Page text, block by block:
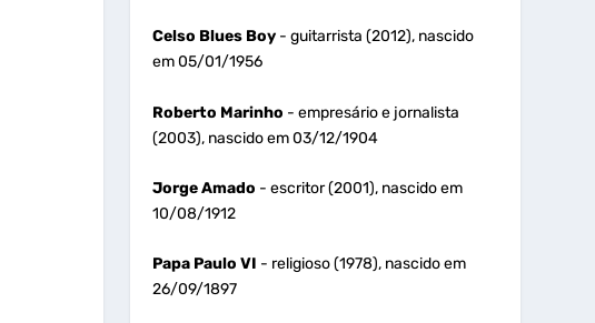
Celso Blues Boy- guitarrista (2012), nascido
em 05/01/1956
Roberto Marinho - empresário e jornalista
(2003), nascido em 03/12/1904
Jorge Amado - escritor (2001), nascido em
10/08/1912
Papa Paulo VI - religioso (1978), nascido em
26/09/1897